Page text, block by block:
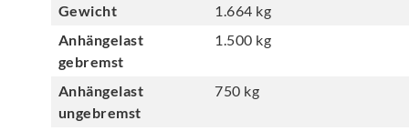
Gewicht
1.664 kg
Anhängelast
gebremst
1.500 kg
Anhängelast
ungebremst
750 kg